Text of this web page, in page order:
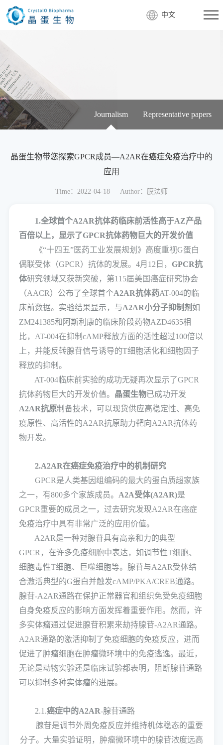
中文
Journalism Representative papers
晶蛋生物带您探索GPCR成员—A2AR在癌症免疫治疗中的
应用
Time：2022-04-18 Author：膜法师
1.全球首个A2AR抗体药临床前活性高于AZ产品
百倍以上，显示了GPCR抗体药物巨大的开发价值
《“十四五”医药工业发展规划》高度重视G蛋白
偶联受体（GPCR）抗体的发展。4月12日， GPCR抗
体研究领域又获新突破，第115届美国癌症研究协会
（AACR）公布了全球首个A2AR抗体药AT-004的临
床前数据。实验结果显示，与A2AR小分子抑制剂如
ZM241385和阿斯利康的临床阶段药物AZD4635相
比，AT-004在抑制cAMP释放方面的活性超过100倍以
上，并能反转腺苷信号诱导的T细胞活化和细胞因子
释放的抑制。
AT-004临床前实验的成功无疑再次显示了GPCR
抗体药物巨大的开发价值。 晶蛋生物已成功开发
A2AR抗原制备技术，可以现货供应高稳定性、高免
疫原性、高活性的A2AR抗原助力靶向A2AR抗体药
物开发。
2.A2AR在癌症免疫治疗中的机制研究
GPCR是人类基因组编码的最大的蛋白质超家族
之一，有800多个家族成员。 A2A受体(A2AR)是
GPCR重要的成员之一，过去研究发现A2AR在癌症
免疫治疗中具有非常广泛的应用价值。
A2AR是一种对腺苷具有高亲和力的典型
GPCR，在许多免疫细胞中表达，如调节性T细胞、
细胞毒性T细胞、巨噬细胞等。腺苷与A2AR受体结
合激活典型的G蛋白并触发cAMP/PKA/CREB通路。
腺苷-A2AR通路在保护正常器官和组织免受免疫细胞
自身免疫反应的影响方面发挥着重要作用。然而，许
多实体瘤通过促进腺苷积累来劫持腺苷-A2AR通路。
A2AR通路的激活抑制了免疫细胞的免疫反应，进而
促进了肿瘤细胞在肿瘤微环境中的免疫逃逸。最近，
无论是动物实验还是临床试验都表明，阻断腺苷通路
可以抑制多种实体瘤的进展。
2.1.癌症中的A2AR-腺苷通路
腺苷是调节外周免疫反应并维持机体稳态的重要
分子。大量实验证明，肿瘤微环境中的腺苷浓度远高